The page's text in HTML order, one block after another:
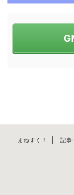
まねすく！ 記事